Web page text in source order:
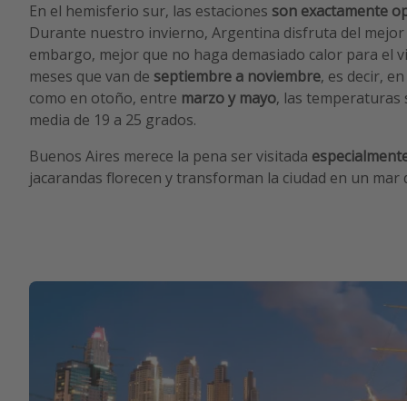
En el hemisferio sur, las estaciones son exactamente
Durante nuestro invierno, Argentina disfruta del mejor
embargo, mejor que no haga demasiado calor para el
meses que van de septiembre a noviembre, es decir,
como en otoño, entre marzo y mayo, las temperaturas
media de 19 a 25 grados.
Buenos Aires merece la pena ser visitada
jacarandas florecen y transforman la ciudad en un mar